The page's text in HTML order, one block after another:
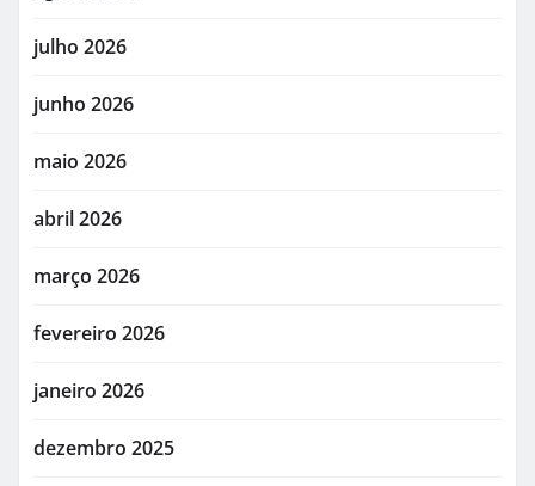
julho 2026
junho 2026
maio 2026
abril 2026
março 2026
fevereiro 2026
janeiro 2026
dezembro 2025